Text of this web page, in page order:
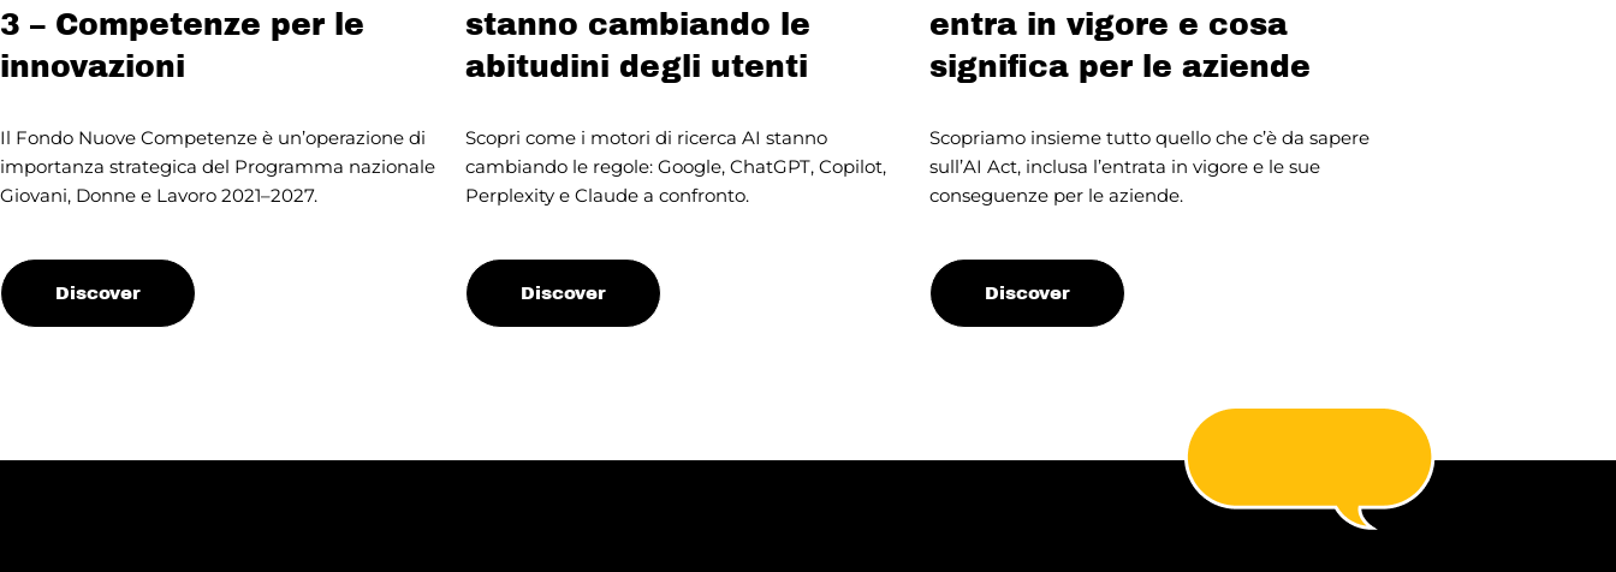
3 – Competenze per le
innovazioni
Il Fondo Nuove Competenze è un’operazione di
importanza strategica del Programma nazionale
Giovani, Donne e Lavoro 2021–2027.
Discover
stanno cambiando le
abitudini degli utenti
Scopri come i motori di ricerca AI stanno
cambiando le regole: Google, ChatGPT, Copilot,
Perplexity e Claude a confronto.
Discover
entra in vigore e cosa
significa per le aziende
Scopriamo insieme tutto quello che c’è da sapere
sull’AI Act, inclusa l’entrata in vigore e le sue
conseguenze per le aziende.
Discover
Introduzione alla SEO: